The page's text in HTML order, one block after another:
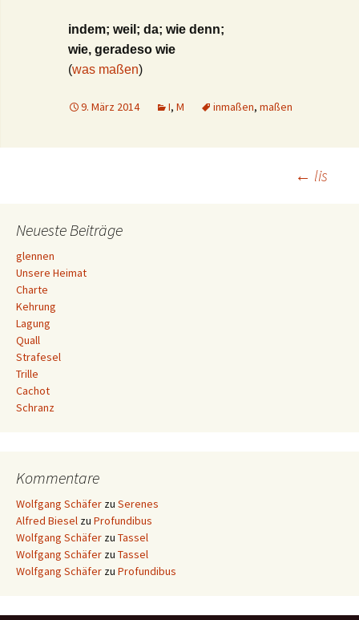
indem; weil; da; wie denn;
wie, geradeso wie
(was maßen)
9. März 2014 I, M inmaßen, maßen
Navigation
← lis
Neueste Beiträge
glennen
Unsere Heimat
Charte
Kehrung
Lagung
Quall
Strafesel
Trille
Cachot
Schranz
Kommentare
Wolfgang Schäfer zu Serenes
Alfred Biesel zu Profundibus
Wolfgang Schäfer zu Tassel
Wolfgang Schäfer zu Tassel
Wolfgang Schäfer zu Profundibus